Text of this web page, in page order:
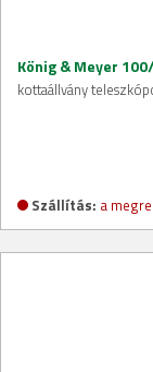
König & Meyer
kottaállvány
Szállítás: a